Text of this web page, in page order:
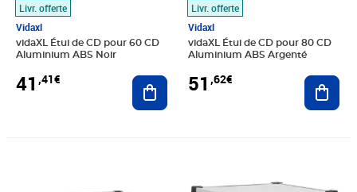
Livr. offerte
Vidaxl
vidaXL Étui de CD pour 60 CD
Aluminium ABS Noir
41 ,41€ Ajouter au panier
Livr. offerte
Vidaxl
vidaXL Étui de CD pour 80 CD
Aluminium ABS Argenté
51 ,62€